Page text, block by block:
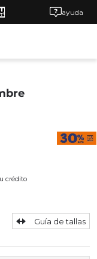
ayuda
crédito
Guía de tallas